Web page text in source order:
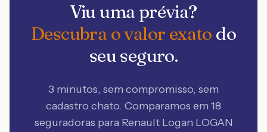
Viu uma prévia?
Descubra o valor exato do
seu seguro.
3 minutos, sem compromisso, sem
cadastro chato. Comparamos em 18
seguradoras para Renault Logan LOGAN